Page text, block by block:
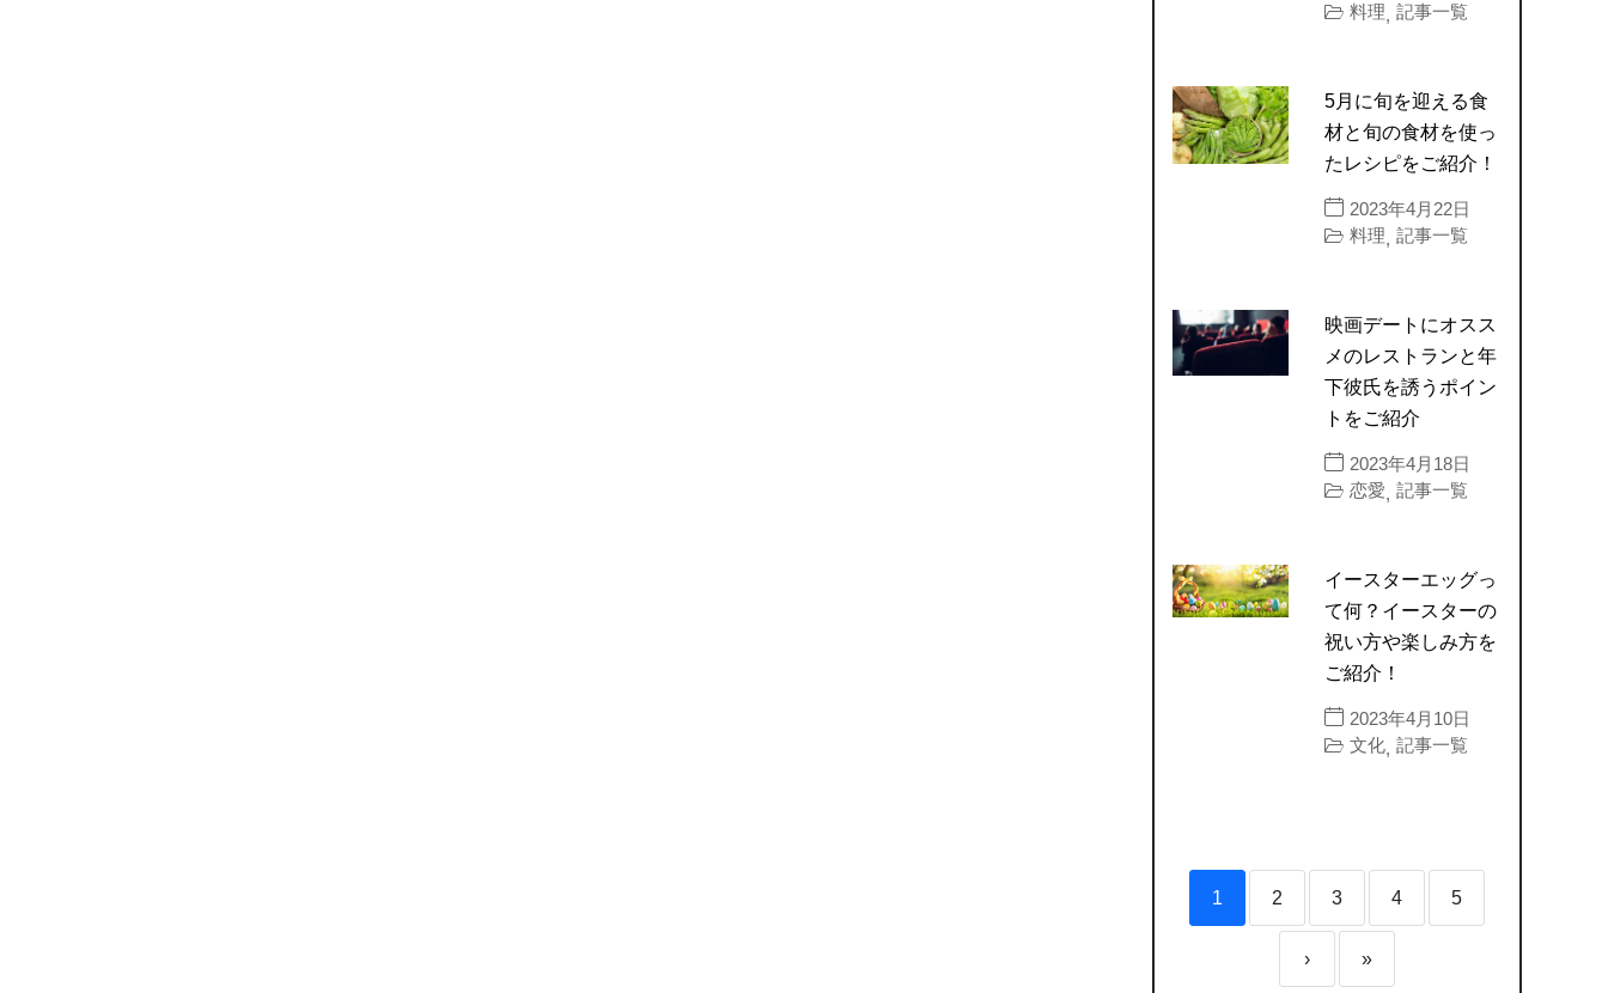
料理, 記事一覧
5月に旬を迎える食
材と旬の食材を使っ
たレシピをご紹介！
2023年4月22日
料理, 記事一覧
映画デートにオスス
メのレストランと年
下彼氏を誘うポイン
トをご紹介
2023年4月18日
恋愛, 記事一覧
イースターエッグっ
て何？イースターの
祝い方や楽しみ方を
ご紹介！
2023年4月10日
文化, 記事一覧
1 2 3 4 5
› »